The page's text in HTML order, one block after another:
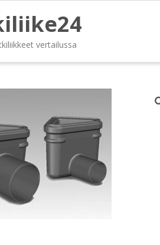
vertailussa